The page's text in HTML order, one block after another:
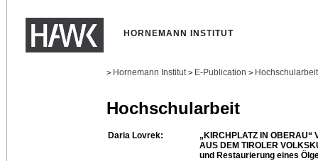
HORNEMANN INSTITUT
> Hornemann Institut > E-Publication >
Hochschularbeit
Daria Lovrek:
„KIRCHPLATZ IN OBERAU“
AUS DEM TIROLER
und Restaurierung eines